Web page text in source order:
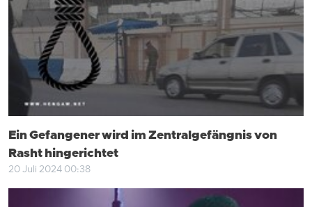
Ein Gefangener wird im Zentralgefängnis von
Rasht hingerichtet
20 Juli 2024 00:38